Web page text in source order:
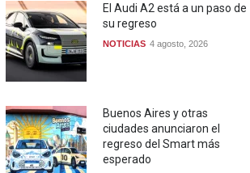
El Audi A2 está a un paso de
su regreso
NOTICIAS 4 agosto, 2026
Buenos Aires y otras
ciudades anunciaron el
regreso del Smart más
esperado